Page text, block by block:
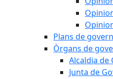
Plans de govern
Òrgans de
Alcaldia de
Junta de